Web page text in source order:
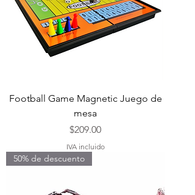
Football Game Magnetic Juego de
mesa
Precio
$209.00
IVA incluido
50% de descuento